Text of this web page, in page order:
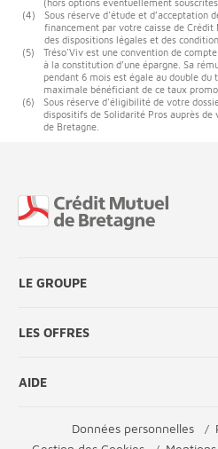
(hors options éventuellement
(4)
Sous réserve d'étude et d’acceptation
financement par votre caisse de Crédit
des dispositions légales et des
(5)
Tréso'Viv est une convention de
à la constitution d’une épargne. Sa
pendant 6 mois est égale au double du
maximale bénéficiant de ce taux
(6)
Sous réserve d'éligibilité de votre
dispositifs de Solidarité Pros auprès de
de Bretagne.
LE GROUPE
LES OFFRES
AIDE
Données personnelles
Fin de page